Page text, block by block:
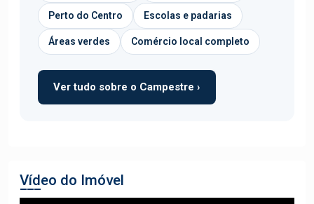
Perto do Centro Escolas e padarias
Áreas verdes Comércio local completo
Ver tudo sobre o Campestre ›
Vídeo do Imóvel